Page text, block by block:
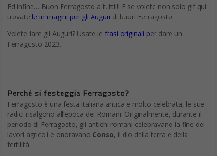
Ed infine… Buon Ferragosto a tutti!!! E se volete non solo gif qui
trovate le immagini per gli Auguri di buon Ferragosto
Volete fare gli Auguri? Usate le frasi originali per dare un
Ferragosto 2023.
Perché si festeggia Ferragosto?
Ferragosto è una festa italiana antica e molto celebrata, le sue
radici risalgono all’epoca dei Romani. Originalmente, durante il
periodo di Ferragosto, gli antichi romani celebravano la fine dei
lavori agricoli e onoravano Conso, il dio della terra e della
fertilità.